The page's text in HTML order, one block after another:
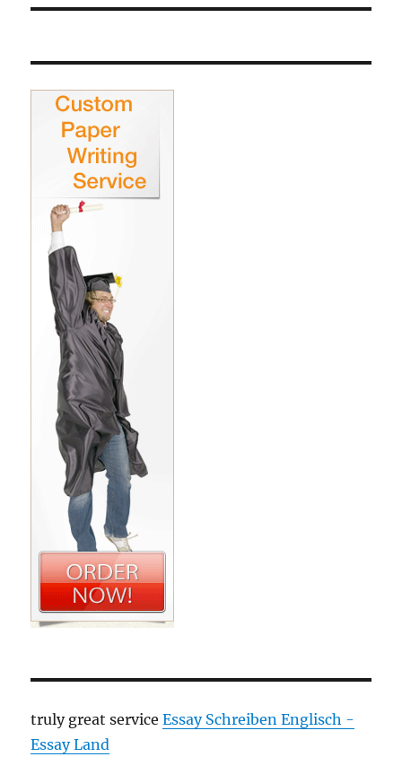
truly great serviceEssay Schreiben Englisch -
Essay Land